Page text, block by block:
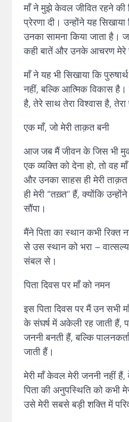
माँ ने मुझे केवल जीवित रहने की
प्रेरणा दी। उन्होंने यह सिखाया
उनका सामना किया जाता है।
कही बातें और उनके आचरण
माँ ने यह भी सिखाया कि
नहीं, बल्कि आत्मिक विकास
है, तेरे साथ तेरा विश्वास है,
एक माँ, जो मेरी ताक़त बनी
आज जब मैं जीवन के जिस भी
एक व्यक्ति को देना हो, तो वह
और उनका साहस ही मेरी ताक़त
ही मेरी “तख़्त” हैं, क्योंकि
सौंपा।
मैंने पिता का स्थान कभी रिक्त
से उस स्थान को भरा –
संबल से।
पिता दिवस पर माँ को नमन
इस पिता दिवस पर मैं उन सभी
के संघर्ष में अकेली रह जाती हैं,
जननी बनती हैं, बल्कि
जाती हैं।
मेरी माँ केवल मेरी जननी नहीं
पिता की अनुपस्थिति को कभी
उसे मेरी सबसे बड़ी शक्ति में